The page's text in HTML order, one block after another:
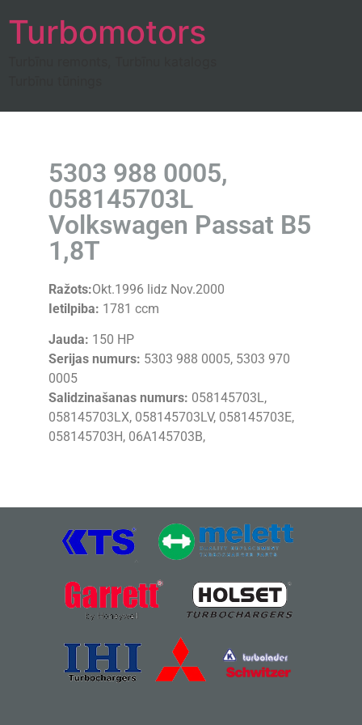
Turbomotors
5303 988 0005,
058145703L
Volkswagen Passat B5
1,8T
Ražots:Okt.1996 lidz Nov.2000
Ietilpiba: 1781 ccm
Jauda: 150 HP
Serijas numurs: 5303 988 0005, 5303 970
0005
Salidzinašanas numurs: 058145703L,
058145703LX, 058145703LV, 058145703E,
058145703H, 06A145703B,